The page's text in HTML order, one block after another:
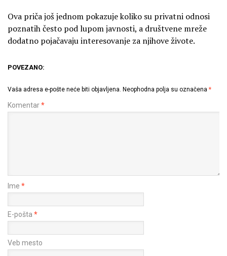
Ova priča još jednom pokazuje koliko su privatni odnosi
poznatih često pod lupom javnosti, a društvene mreže
dodatno pojačavaju interesovanje za njihove živote.
POVEZANO:
Vaša adresa e-pošte neće biti objavljena. Neophodna polja su označena *
Komentar*
Ime *
E-pošta *
Veb mesto